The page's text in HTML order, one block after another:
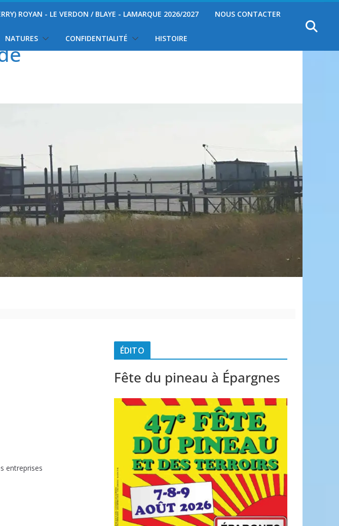
ROYAN - LE VERDON / BLAYE - LAMARQUE 2026/2027 NOUS CONTACTER
NATURES CONFIDENTIALITÉ HISTOIRE
entreprises
ÉDITO
Fête du pineau à Épargnes